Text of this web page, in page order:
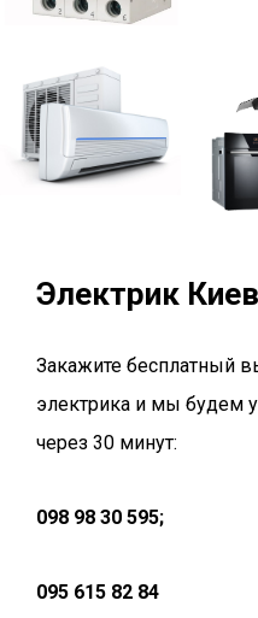
Электрик Киев
Закажите бесплатный
электрика и мы будем
через 30 минут:
098 98 30 595;
095 615 82 84